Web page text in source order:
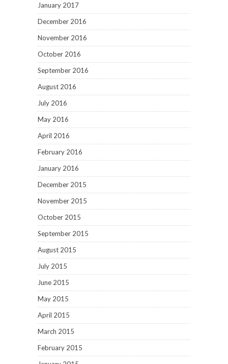
January 2017
December 2016
November 2016
October 2016
September 2016
August 2016
July 2016
May 2016
April 2016
February 2016
January 2016
December 2015
November 2015
October 2015
September 2015
August 2015
July 2015
June 2015
May 2015
April 2015
March 2015
February 2015